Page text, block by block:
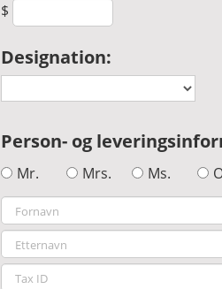
$
Designation:
Person- og
Mr. Mrs. Ms.